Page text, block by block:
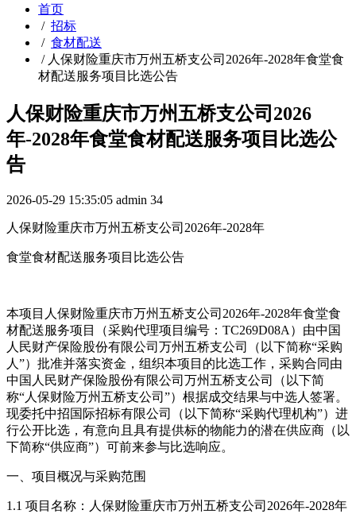
首页
/ 招标
/ 食材配送
/ 人保财险重庆市万州五桥支公司2026年-2028年食堂食
材配送服务项目比选公告
人保财险重庆市万州五桥支公司2026
年-2028年食堂食材配送服务项目比选公
告
2026-05-29 15:35:05 admin 34
人保财险重庆市万州五桥支公司2026年-2028年
食堂食材配送服务项目比选公告
本项目人保财险重庆市万州五桥支公司2026年-2028年食堂食
材配送服务项目（采购代理项目编号：TC269D08A）由中国
人民财产保险股份有限公司万州五桥支公司（以下简称“采购
人”）批准并落实资金，组织本项目的比选工作，采购合同由
中国人民财产保险股份有限公司万州五桥支公司（以下简
称“人保财险万州五桥支公司”）根据成交结果与中选人签署。
现委托中招国际招标有限公司（以下简称“采购代理机构”）进
行公开比选，有意向且具有提供标的物能力的潜在供应商（以
下简称“供应商”）可前来参与比选响应。
一、项目概况与采购范围
1.1 项目名称：人保财险重庆市万州五桥支公司2026年-2028年